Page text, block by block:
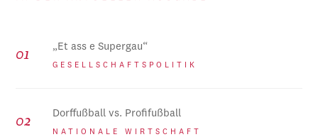
„Et ass e Supergau“
GESELLSCHAFTSPOLITIK
Dorffußball vs. Profifußball
NATIONALE WIRTSCHAFT